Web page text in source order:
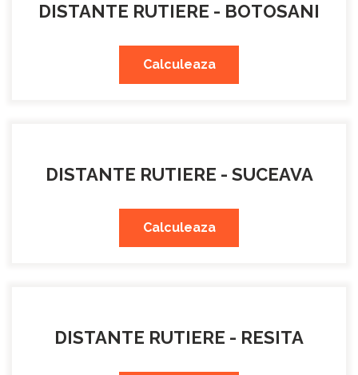
DISTANTE RUTIERE - BOTOSANI
Calculeaza
DISTANTE RUTIERE - SUCEAVA
Calculeaza
DISTANTE RUTIERE - RESITA